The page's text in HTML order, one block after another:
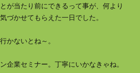
が当たり前にできるって事が、何より
づかせてもらえた一日でした。
かないとね～。
企業セミナー。丁寧にいかなきゃね。